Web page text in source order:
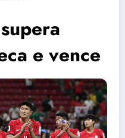
e vence